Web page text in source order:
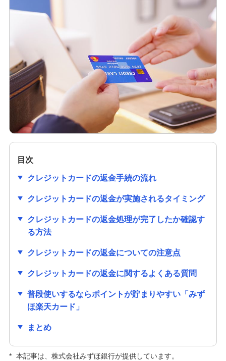
クレジットカードの年会費は？無料・有料のメリ
ットや選び方を分かりやすく解説
クレジットカードの作り方は？必要なものや初め
ての1枚を選ぶ際のポイントも解説
クレジットカードのセキュリティコードとは？役
割や確認方法、不正利用対策を解説
作り方、利用限度額についても解説
クレジットカードの審査項目は？時間や必要書
類、落ちる理由を解説
クレジットカードの番号にはどのような意味があ
るの？流出リスクと対策も紹介
クレジットカードの有効期限はどのくらい？更新
時の手続きも分かりやすく紹介
クレジットカードの種類はどう選ぶ？主な種類や
自分に合う1枚の選び方を紹介
とき？手数料なしで利用する方法も紹介
目次
クレジットカードの返金手続の流れ
クレジットカードの返金が実施されるタイミング
クレジットカードの返金処理が完了したか確認す
る方法
クレジットカードの返金についての注意点
クレジットカードの返金に関するよくある質問
普段使いするならポイントが貯まりやすい「みず
ほ楽天カード」
まとめ
* 本記事は、株式会社みずほ銀行が提供しています。